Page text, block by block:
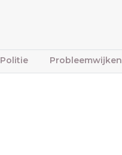
Politie Probleemwijken